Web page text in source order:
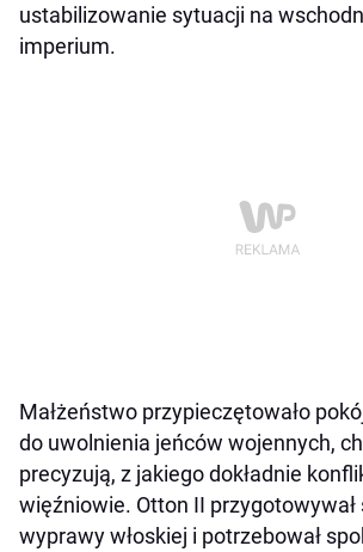
ustabilizowanie sytuacji na
imperium.
Małżeństwo przypieczętowało
do uwolnienia jeńców wojennych,
precyzują, z jakiego dokładnie
więźniowie. Otton II
wyprawy włoskiej i potrzebował